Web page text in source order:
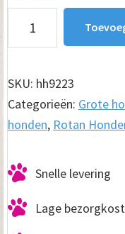
House
Hondensofa
Dubbelwandig
XL
SKU: hh9223
Categorieën: Grote
honden, Rotan
Snelle levering
Lage